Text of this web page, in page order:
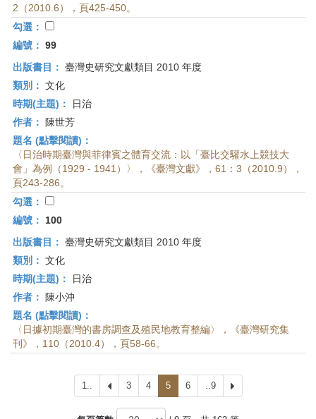
2（2010.6），頁425-450。
勾選：
編號： 99
出版書目： 臺灣史研究文獻類目 2010 年度
類別： 文化
時期(主題)：
日治
作者：
陳世芳
題名 (點擊閱讀)：
〈日治時期臺灣與菲律賓之體育交流：以「臺比交驩水上競技大
會」為例（1929 - 1941）〉，《臺灣文獻》，61：3（2010.9），
頁243-286。
勾選：
編號：
100
出版書目： 臺灣史研究文獻類目 2010 年度
類別： 文化
時期(主題)：
日治
作者：
陳小沖
題名 (點擊閱讀)：
〈日據初期臺灣的書房調查及殖民地教育整編〉，《臺灣研究集
刊》，110（2010.4），頁58-66。
1..
上
一
頁
3 4 5 6 ..9
下
一